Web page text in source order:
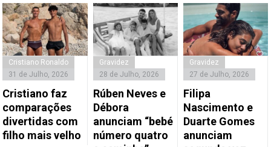
Cristiano Ronaldo
31 de Julho, 2026
Cristiano faz
comparações
divertidas com
filho mais velho
Gravidez
28 de Julho, 2026
Rúben Neves e
Débora
anunciam “bebé
número quatro
Gravidez
27 de Julho, 2026
Filipa
Nascimento e
Duarte Gomes
anunciam